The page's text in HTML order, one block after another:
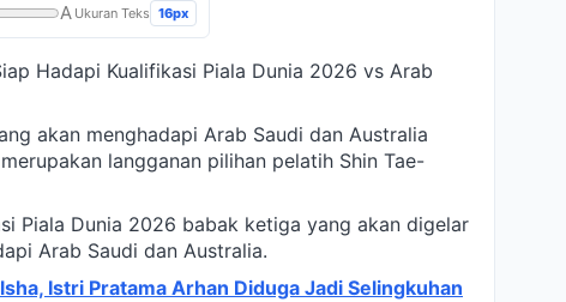
A Ukuran Teks 16px
Hadapi Kualifikasi Piala Dunia 2026 vs Arab
akan menghadapi Arab Saudi dan Australia
langganan pilihan pelatih Shin Tae-
Piala Dunia 2026 babak ketiga yang akan digelar
Arab Saudi dan Australia.
Istri Pratama Arhan Diduga Jadi Selingkuhan